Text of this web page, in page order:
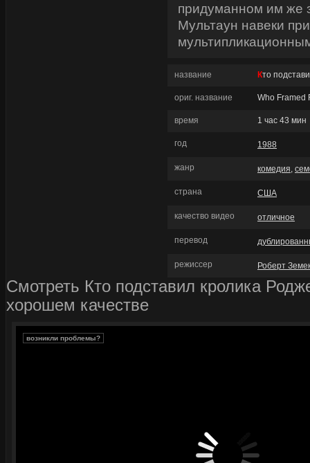
придуманном им же
Мультаун навеки
название Кто
ориг. название Who Framed
время 1 час 43 мин
год 1988
жанр комедия,
страна США
качество видео отличное
перевод
режиссер Роберт
Смотреть Кто подставил кролика
хорошем качестве
возникли проблемы?